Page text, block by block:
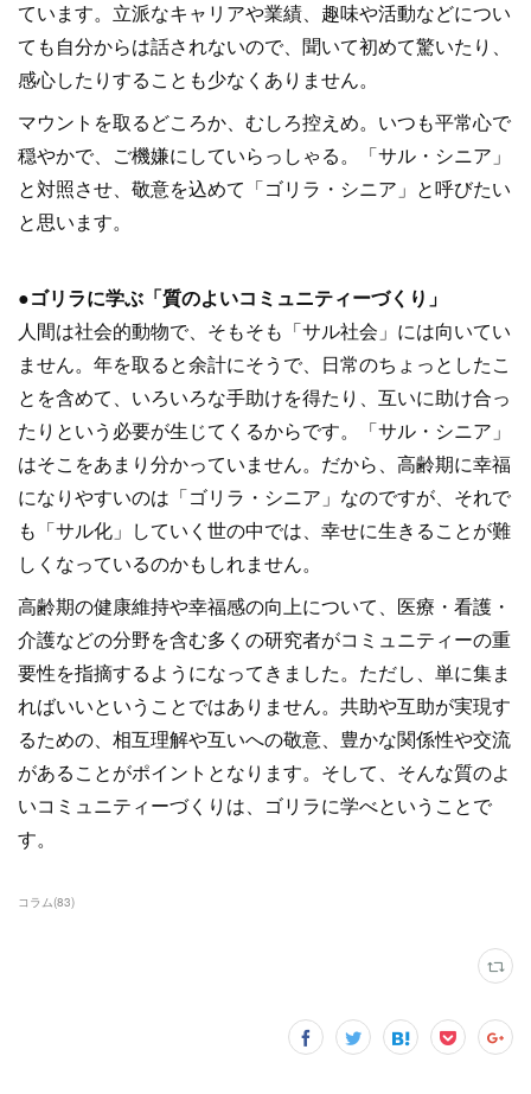
ています。立派なキャリアや業績、趣味や活動などについ
ても自分からは話されないので、聞いて初めて驚いたり、
感心したりすることも少なくありません。
マウントを取るどころか、むしろ控えめ。いつも平常心で
穏やかで、ご機嫌にしていらっしゃる。「サル・シニア」
と対照させ、敬意を込めて「ゴリラ・シニア」と呼びたい
と思います。
●ゴリラに学ぶ「質のよいコミュニティーづくり」
人間は社会的動物で、そもそも「サル社会」には向いてい
ません。年を取ると余計にそうで、日常のちょっとしたこ
とを含めて、いろいろな手助けを得たり、互いに助け合っ
たりという必要が生じてくるからです。「サル・シニア」
はそこをあまり分かっていません。だから、高齢期に幸福
になりやすいのは「ゴリラ・シニア」なのですが、それで
も「サル化」していく世の中では、幸せに生きることが難
しくなっているのかもしれません。
高齢期の健康維持や幸福感の向上について、医療・看護・
介護などの分野を含む多くの研究者がコミュニティーの重
要性を指摘するようになってきました。ただし、単に集ま
ればいいということではありません。共助や互助が実現す
るための、相互理解や互いへの敬意、豊かな関係性や交流
があることがポイントとなります。そして、そんな質のよ
いコミュニティーづくりは、ゴリラに学べということで
す。
コラム(83)